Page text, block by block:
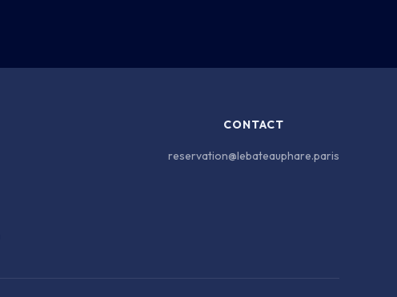
CONTACT
reservation@lebateauphare.paris